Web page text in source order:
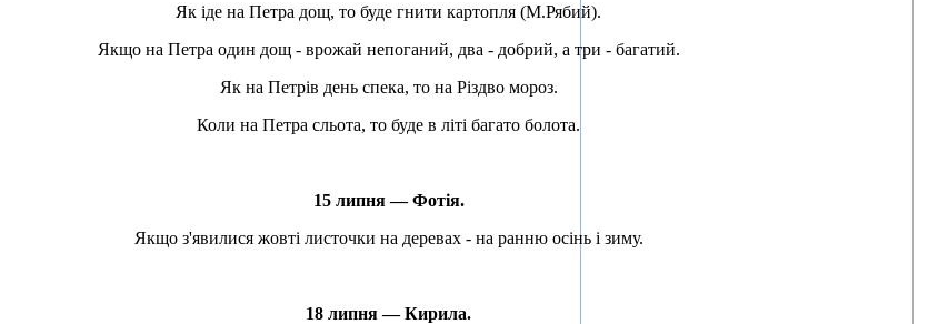
Як іде на Петра дощ, то буде гнити картопля (М.Рябий).
Якщо на Петра один дощ - врожай непоганий, два - добрий, а три - багатий.
Як на Петрів день спека, то на Різдво мороз.
Коли на Петра сльота, то буде в літі багато болота.
15 липня — Фотія.
Якщо з'явилися жовті листочки на деревах - на ранню осінь і зиму.
18 липня — Кирила.